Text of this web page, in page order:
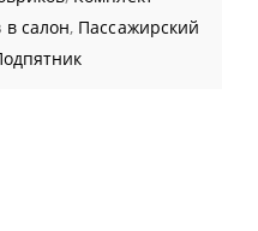
в салон, Пассажирский